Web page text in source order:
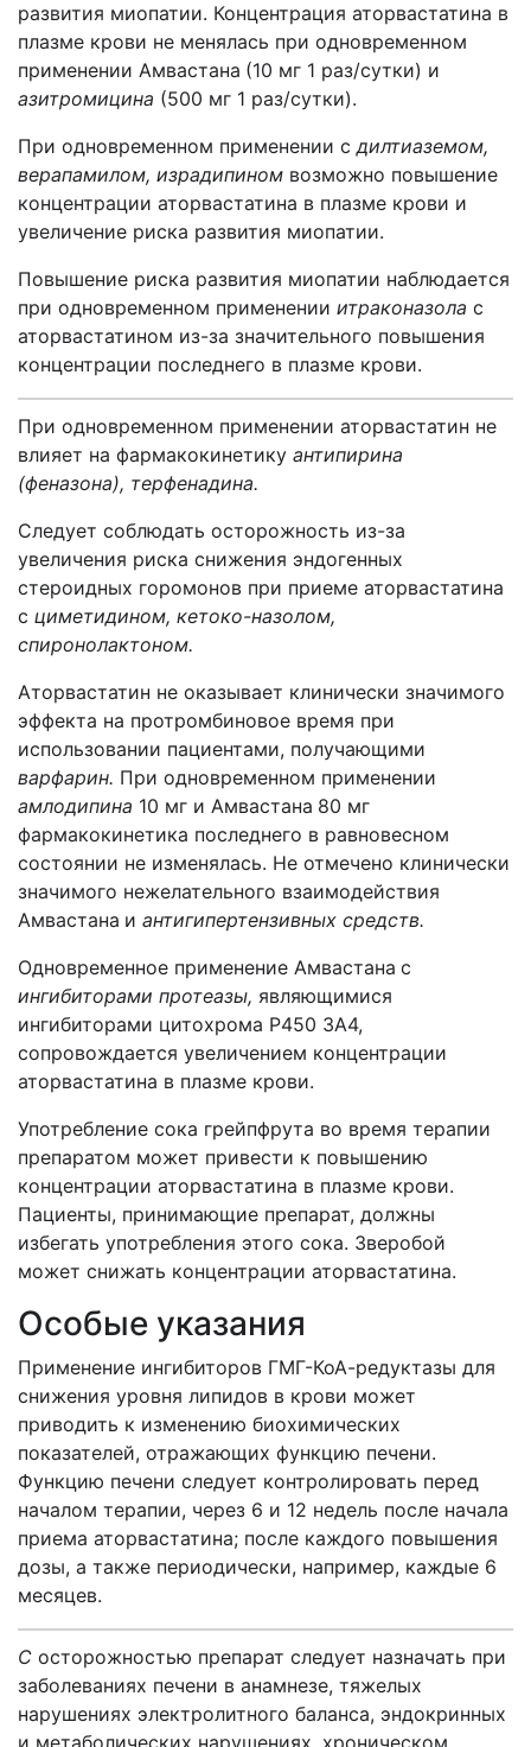
развития миопатии. Концентрация аторвастатина в
плазме крови не менялась при одновременном
применении Амвастана (10 мг 1 раз/сутки) и
азитромицина (500 мг 1 раз/сутки).
При одновременном применении сдилтиаземом,
верапамилом, израдипином возможно повышение
концентрации аторвастатина в плазме крови и
увеличе­ние риска развития миопатии.
Повышение риска развития миопатии наблюдается
при одновременном приме­нении итраконазола с
аторвастатином из-за значительного повышения
концен­трации последнего в плазме крови.
При одновременном применении аторвастатин не
влияет на фармакокинетику антипирина
(феназона), терфенадина.
Следует соблюдать осторожность из-за
увеличения риска снижения эндоген­ных
стероидных горомонов при приеме аторвастатина
с циметидином, кетоко-назолом,
спиронолактоном.
Аторвастатин не оказывает клинически значимого
эффекта на протромбиновое время при
использовании пациентами, получающими
варфарин. При одновременном применении
амлодипина 10 мг и Амвастана 80 мг
фармакокинетика последнего в равновесном
состоянии не изменялась. Не отмечено клинически
значимого нежелательного взаимодействия
Амваста­на и антигипертензивных средств.
Одновременное применение Амвастана с
ингибиторами протеазы, являющи­мися
ингибиторами цитохрома Р450 ЗА4,
сопровождается увеличением кон­центрации
аторвастатина в плазме крови.
Употребление сока грейпфрута во время терапии
препаратом может привести к повышению
концентрации аторвастатина в плазме крови.
Пациенты, прини­мающие препарат, должны
избегать употребления этого сока. Зверобой
может снижать концентрации аторвастатина.
Особые указания
Применение ингибиторов ГМГ-КоА-редуктазы для
снижения уровня липидов в крови может
приводить к изменению биохимических
показателей, отражаю­щих функцию печени.
Функцию печени следует контролировать перед
началом терапии, через 6 и 12 недель после начала
приема аторвастатина; после каждого повышения
дозы, а также периодически, например, каждые 6
месяцев.
С осторожностью препарат следует назначать при
заболеваниях печени в анамнезе, тяжелых
нарушениях электролитного баланса, эндокринных
и мета­болических нарушениях, хроническом